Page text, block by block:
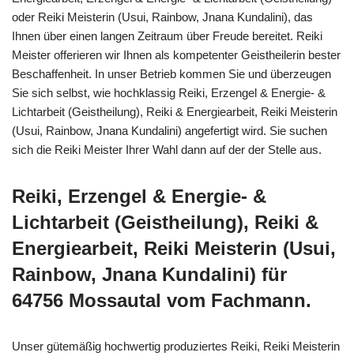
oder Reiki Meisterin (Usui, Rainbow, Jnana Kundalini), das
Ihnen über einen langen Zeitraum über Freude bereitet. Reiki
Meister offerieren wir Ihnen als kompetenter Geistheilerin bester
Beschaffenheit. In unser Betrieb kommen Sie und überzeugen
Sie sich selbst, wie hochklassig Reiki, Erzengel & Energie- &
Lichtarbeit (Geistheilung), Reiki & Energiearbeit, Reiki Meisterin
(Usui, Rainbow, Jnana Kundalini) angefertigt wird. Sie suchen
sich die Reiki Meister Ihrer Wahl dann auf der der Stelle aus.
Reiki, Erzengel & Energie- &
Lichtarbeit (Geistheilung), Reiki &
Energiearbeit, Reiki Meisterin (Usui,
Rainbow, Jnana Kundalini) für
64756 Mossautal vom Fachmann.
Unser gütemäßig hochwertig produziertes Reiki, Reiki Meisterin